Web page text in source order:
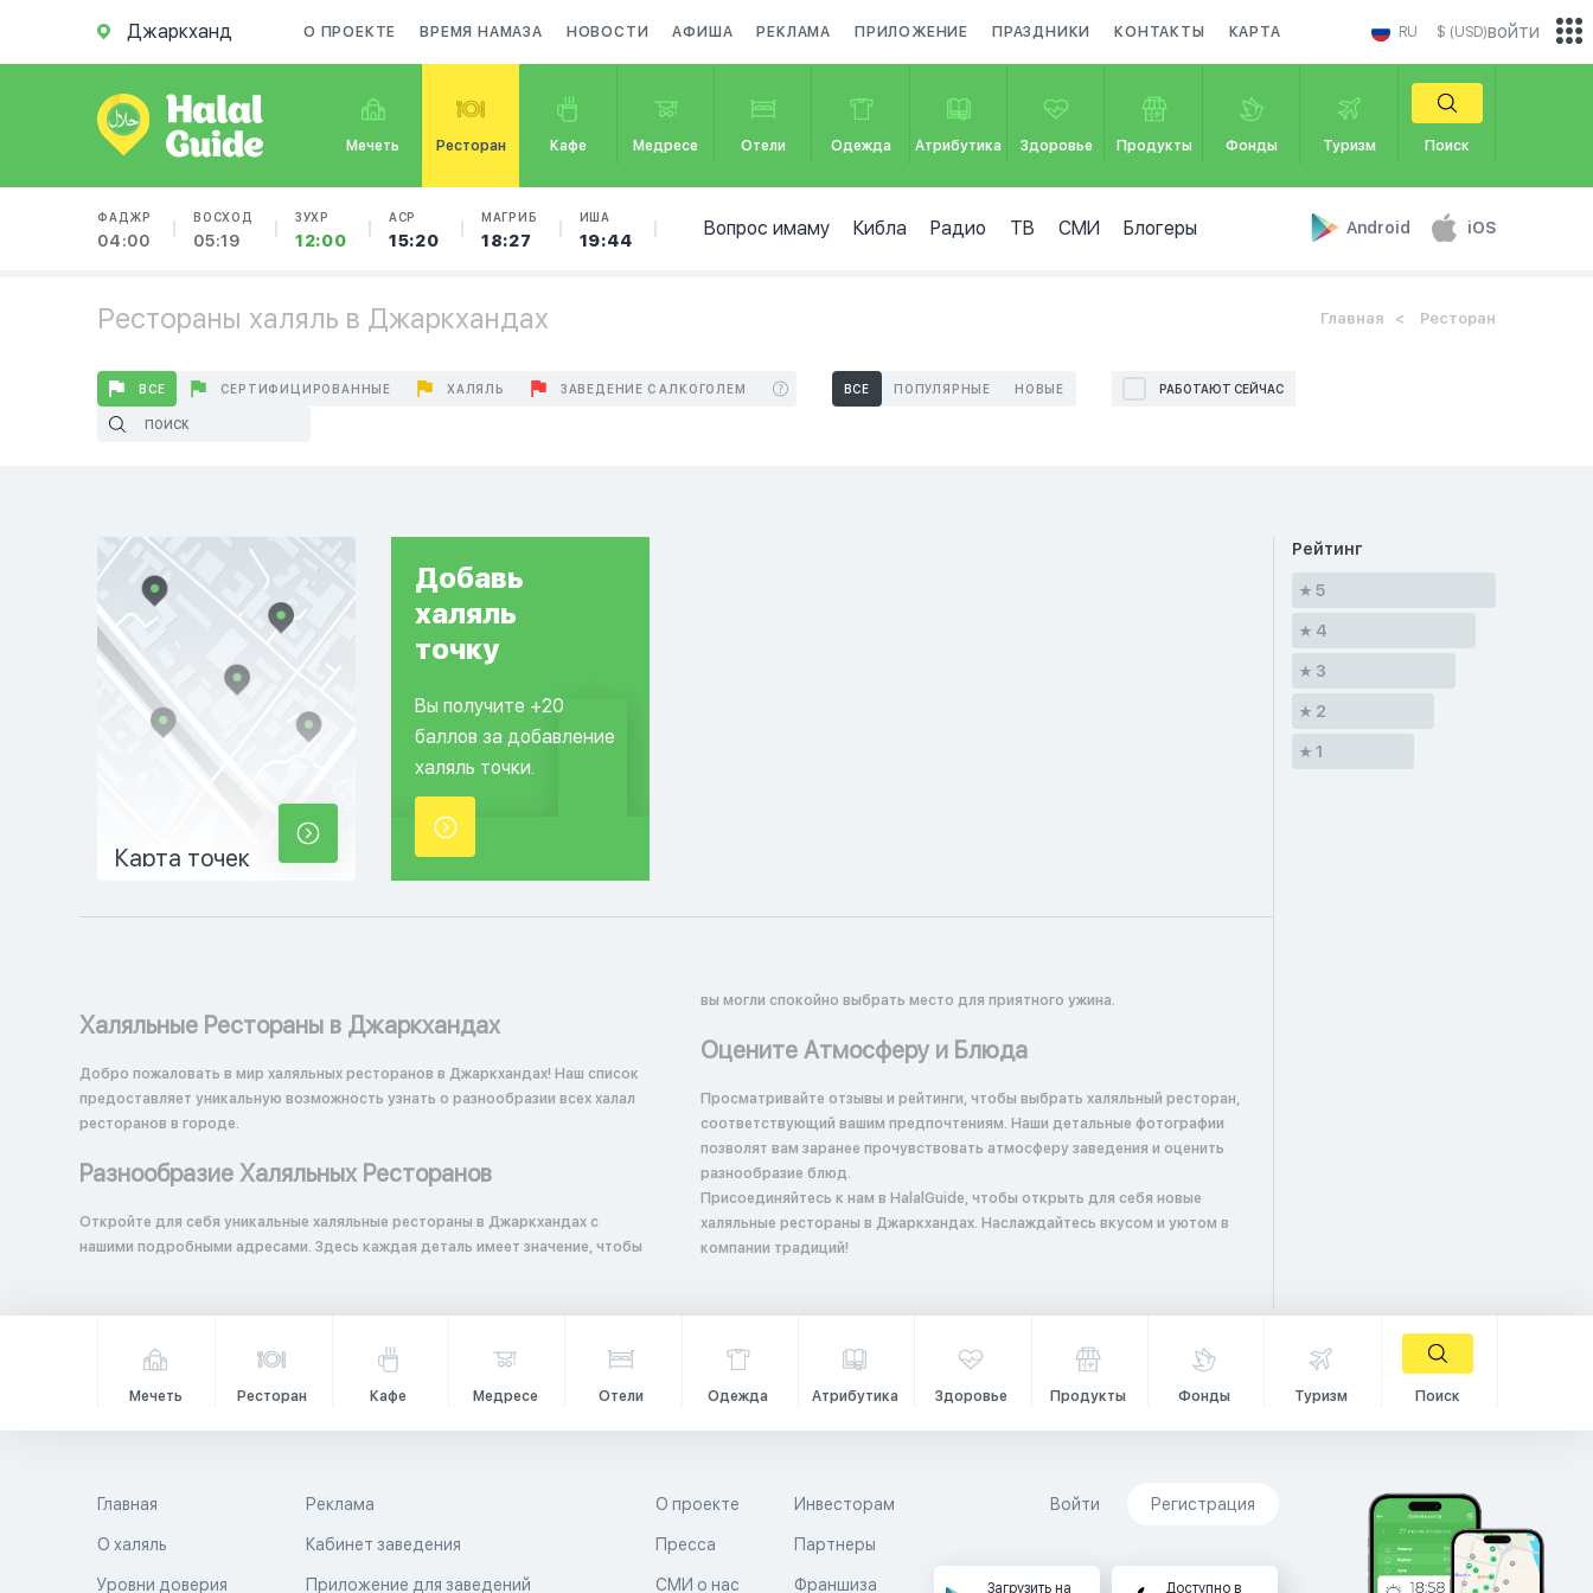
Джаркханд О ПРОЕКТЕ ВРЕМЯ НАМАЗА НОВОСТИ АФИША РЕКЛАМА ПРИЛОЖЕНИЕ ПРАЗДНИКИ КОНТАКТЫ КАРТА RU $ (USD)
Мечеть Ресторан Кафе Медресе Отели Одежда Атрибутика Здоровье Продукты Фонды Туризм Поиск
ФАДЖР
04:00
ВОСХОД
05:19
ЗУХР
12:00
АСР
15:20
МАГРИБ
18:27
ИША
19:44
Вопрос имаму Кибла Радио ТВ СМИ Блогеры Android iOS
войти
Рестораны халяль в Джаркхандах Главная Ресторан
ВСЕ СЕРТИФИЦИРОВАННЫЕ ХАЛЯЛЬ ЗАВЕДЕНИЕ С АЛКОГОЛЕМ ВСЕ ПОПУЛЯРНЫЕ НОВЫЕ РАБОТАЮТ СЕЙЧАС
Карта точек
Добавь
халяль
точку
Вы получите +20
баллов за добавление
халяль точки.
Халяльные Рестораны в Джаркхандах
Добро пожаловать в мир халяльных ресторанов в Джаркхандах! Наш список
предоставляет уникальную возможность узнать о разнообразии всех халал
ресторанов в городе.
Разнообразие Халяльных Ресторанов
Откройте для себя уникальные халяльные рестораны в Джаркхандах с
нашими подробными адресами. Здесь каждая деталь имеет значение, чтобы
вы могли спокойно выбрать место для приятного ужина.
Оцените Атмосферу и Блюда
Просматривайте отзывы и рейтинги, чтобы выбрать халяльный ресторан,
соответствующий вашим предпочтениям. Наши детальные фотографии
позволят вам заранее прочувствовать атмосферу заведения и оценить
разнообразие блюд.
Присоединяйтесь к нам в HalalGuide, чтобы открыть для себя новые
халяльные рестораны в Джаркхандах. Наслаждайтесь вкусом и уютом в
компании традиций!
Рейтинг
5
4
3
2
1
Мечеть Ресторан Кафе Медресе Отели Одежда Атрибутика Здоровье Продукты Фонды Туризм Поиск
Главная
О халяль
Уровни доверия
Реклама
Кабинет заведения
Приложение для заведений
О проекте
Пресса
СМИ о нас
Инвесторам
Партнеры
Франшиза
Войти Регистрация
Загрузить на Доступно в